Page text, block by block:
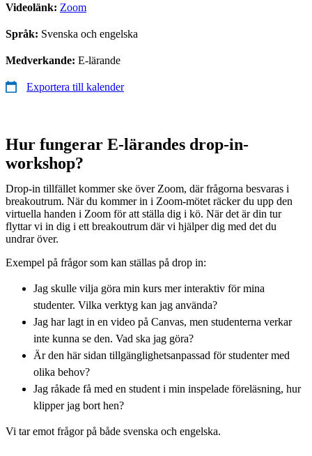
Videolänk: Zoom
Språk: Svenska och engelska
Medverkande: E-lärande
Exportera till kalender
Hur fungerar E-lärandes drop-in-
workshop?
Drop-in tillfället kommer ske över Zoom, där frågorna besvaras i
breakoutrum. När du kommer in i Zoom-mötet räcker du upp den
virtuella handen i Zoom för att ställa dig i kö. När det är din tur
flyttar vi in dig i ett breakoutrum där vi hjälper dig med det du
undrar över.
Exempel på frågor som kan ställas på drop in:
Jag skulle vilja göra min kurs mer interaktiv för mina
studenter. Vilka verktyg kan jag använda?
Jag har lagt in en video på Canvas, men studenterna verkar
inte kunna se den. Vad ska jag göra?
Är den här sidan tillgänglighetsanpassad för studenter med
olika behov?
Jag råkade få med en student i min inspelade föreläsning, hur
klipper jag bort hen?
Vi tar emot frågor på både svenska och engelska.